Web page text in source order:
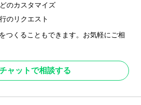
のカスタマイズ
のリクエスト
つくることもできます。お気軽にご相
ャットで相談する